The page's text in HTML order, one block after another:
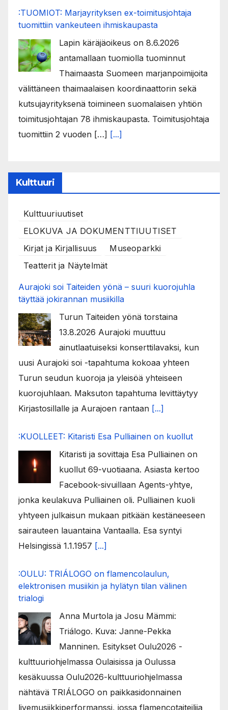
:TUOMIOT: Marjayrityksen ex-toimitusjohtaja
tuomittiin vankeuteen ihmiskaupasta
Lapin käräjäoikeus on 8.6.2026
antamallaan tuomiolla tuominnut
Thaimaasta Suomeen marjanpoimijoita
välittäneen thaimaalaisen koordinaattorin sekä
kutsujayrityksenä toimineen suomalaisen yhtiön
toimitusjohtajan 78 ihmiskaupasta. Toimitusjohtaja
tuomittiin 2 vuoden […] [...]
Kulttuuri
Kulttuuriuutiset
ELOKUVA JA DOKUMENTTIUUTISET
Kirjat ja Kirjallisuus
Museoparkki
Teatterit ja Näytelmät
Aurajoki soi Taiteiden yönä – suuri kuorojuhla
täyttää jokirannan musiikilla
Turun Taiteiden yönä torstaina
13.8.2026 Aurajoki muuttuu
ainutlaatuiseksi konserttilavaksi, kun
uusi Aurajoki soi -tapahtuma kokoaa yhteen
Turun seudun kuoroja ja yleisöä yhteiseen
kuorojuhlaan. Maksuton tapahtuma levittäytyy
Kirjastosillalle ja Aurajoen rantaan [...]
:KUOLLEET: Kitaristi Esa Pulliainen on kuollut
Kitaristi ja sovittaja Esa Pulliainen on
kuollut 69-vuotiaana. Asiasta kertoo
Facebook-sivuillaan Agents-yhtye,
jonka keulakuva Pulliainen oli. Pulliainen kuoli
yhtyeen julkaisun mukaan pitkään kestäneeseen
sairauteen lauantaina Vantaalla. Esa syntyi
Helsingissä 1.1.1957 [...]
:OULU: TRIÁLOGO on flamencolaulun,
elektronisen musiikin ja hylätyn tilan välinen
trialogi
Anna Murtola ja Josu Mämmi:
Triálogo. Kuva: Janne-Pekka
Manninen. Esitykset Oulu2026 -
kulttuuriohjelmassa Oulaisissa ja Oulussa
kesäkuussa Oulu2026-kulttuuriohjelmassa
nähtävä TRIÁLOGO on paikkasidonnainen
livemusiikkiperformanssi, jossa flamencotaiteilija